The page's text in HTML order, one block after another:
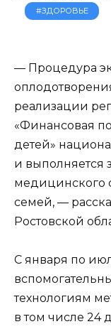
#ЗДОРОВЬЕ
— Процедура
реализации
«Финансовая
детей»
и выполняется
медицинского
семей, —
Ростовской
С января по
технологиям
в том числе 24